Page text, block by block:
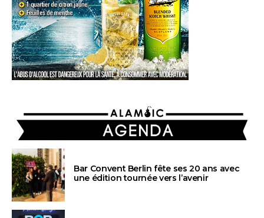
AGENDA
Bar Convent Berlin fête ses 20 ans avec
une édition tournée vers l’avenir